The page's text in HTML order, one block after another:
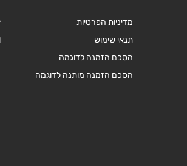
מדיניות הפרטיות
תנאי שימוש
הסכם הזמנה לדוגמה
הסכם הזמנה מותנה לדוגמה